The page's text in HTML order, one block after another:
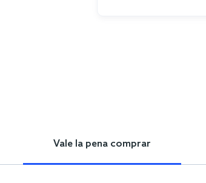
Vale la pena comprar